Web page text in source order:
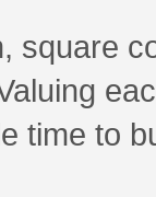
square
time to